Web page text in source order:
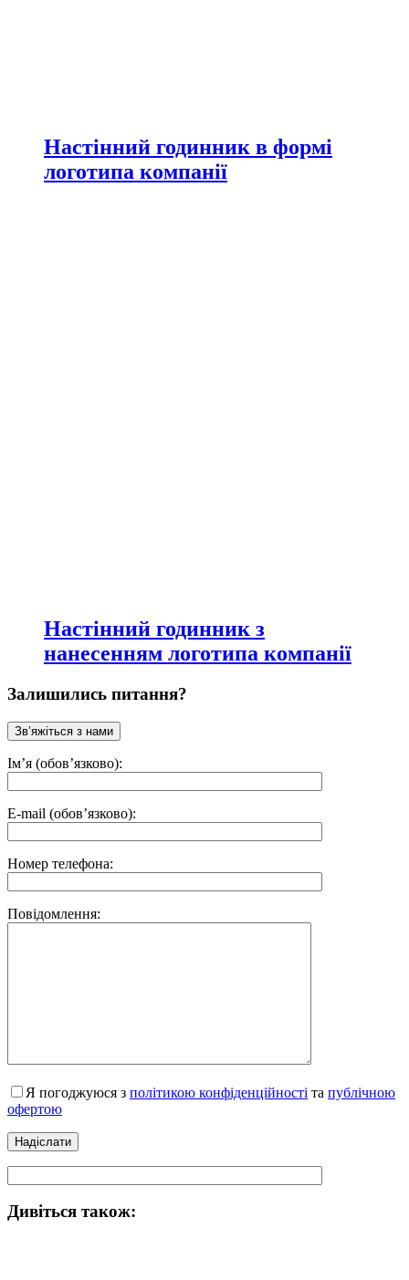
Настінний годинник в формі
логотипа компанії
Настінний годинник з
нанесенням логотипа компанії
Залишились питання?
Ім’я (обов’язково):
E-mail (обов’язково):
Номер телефона:
Повідомлення:
Я погоджуюся з політикою конфіденційності та публічною
офертою
Дивіться також: